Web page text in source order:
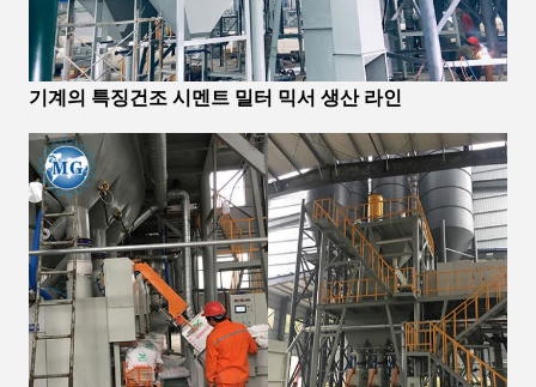
기계의 특징건조 시멘트 밀터 믹서 생산 라인